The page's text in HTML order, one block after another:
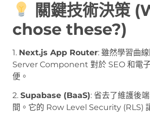
關鍵技術決策
chose these?)
1. Next.js App Router: 雖然學習曲
Server Component 對於 SEO 和電
便。
2. Supabase (BaaS): 省去了維護後
間。它的 Row Level Security (RLS)